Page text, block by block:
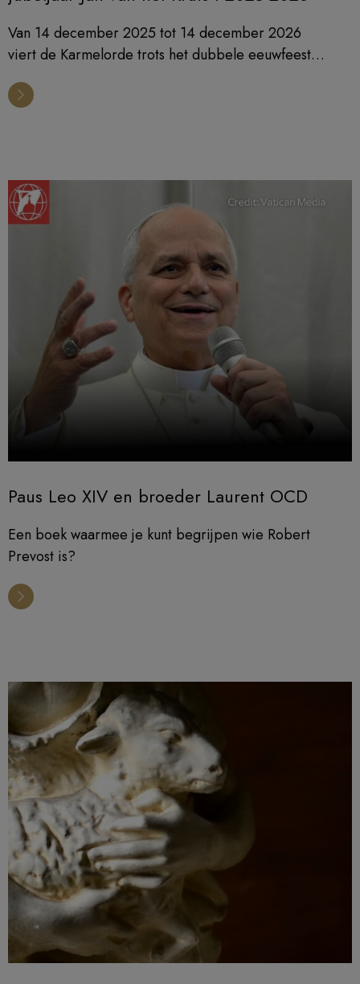
Van 14 december 2025 tot 14 december 2026
viert de Karmelorde trots het dubbele eeuwfeest
uitroeping tot kerkleraar
Paus Leo XIV en broeder Laurent OCD
Een boek waarmee je kunt begrijpen wie Robert
Prevost is?